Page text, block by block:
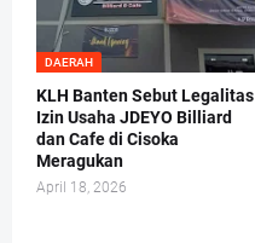
DAERAH
KLH Banten Sebut Legalitas
Izin Usaha JDEYO Billiard
dan Cafe di Cisoka
Meragukan
April 18, 2026